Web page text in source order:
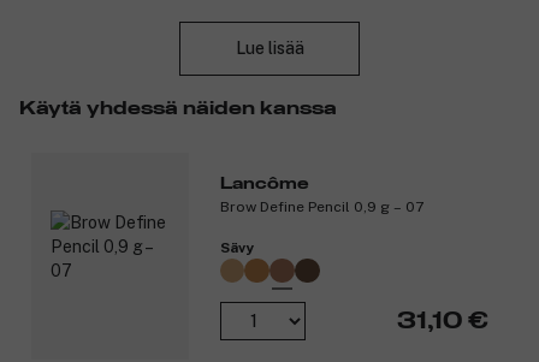
Ensituoksu: mustaherukka ja bambu.
Sydäntuoksu: laventeli ja neroli.
Lue lisää
Käytä yhdessä näiden kanssa
Lancôme
Brow Define Pencil 0,9 g – 07
Sävy
31,10 €